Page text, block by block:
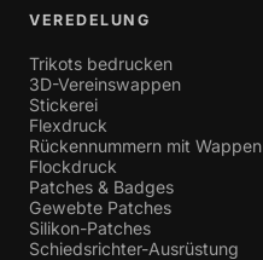
VEREDELUNG
Trikots bedrucken
3D-Vereinswappen
Stickerei
Flexdruck
Rückennummern mit Wappen
Flockdruck
Patches & Badges
Gewebte Patches
Silikon-Patches
Schiedsrichter-Ausrüstung